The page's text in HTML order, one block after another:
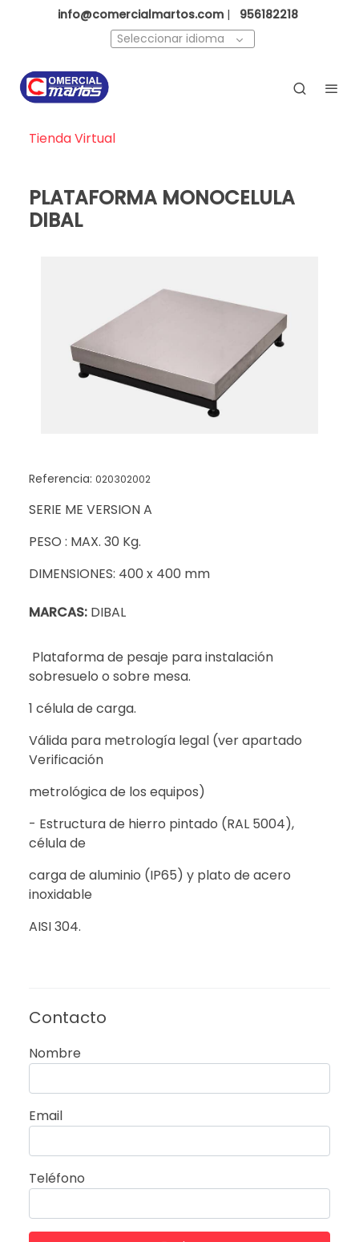
info@comercialmartos.com |
956182218
Seleccionar idioma
Tienda Virtual
PLATAFORMA MONOCELULA
DIBAL
Referencia: 020302002
SERIE ME VERSION A
PESO : MAX. 30 Kg.
DIMENSIONES: 400 x 400 mm
MARCAS: DIBAL
Plataforma de pesaje para instalación
sobresuelo o sobre mesa.
1 célula de carga.
Válida para metrología legal (ver apartado
Verificación
metrológica de los equipos)
- Estructura de hierro pintado (RAL 5004),
célula de
carga de aluminio (IP65) y plato de acero
inoxidable
AISI 304.
Contacto
Nombre
Email
Teléfono